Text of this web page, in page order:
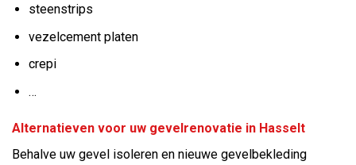
steenstrips
vezelcement platen
crepi
…
Alternatieven voor uw gevelrenovatie in Hasselt
Behalve uw gevel isoleren en nieuwe gevelbekleding